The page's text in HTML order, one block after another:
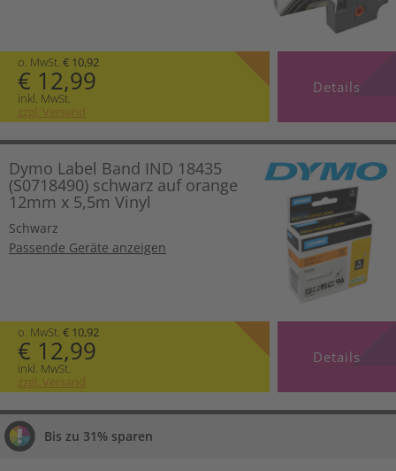
o. MwSt. € 10,92
€ 12,99
inkl. MwSt.
zzgl. Versand
Details
Dymo Label Band IND 18435
(S0718490) schwarz auf orange
12mm x 5,5m Vinyl
Schwarz
Passende Geräte anzeigen
o. MwSt. € 10,92
€ 12,99
inkl. MwSt.
zzgl. Versand
Details
Bis zu 31% sparen